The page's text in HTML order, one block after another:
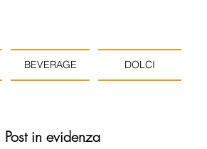
BEVERAGE DOLCI
Post in evidenza